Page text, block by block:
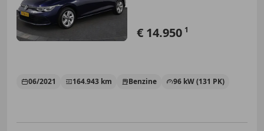
€ 14.950 1
06/2021 164.943 km Benzine 96 kW (131 PK)